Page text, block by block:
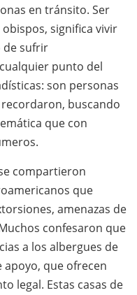
en tránsito. Ser
significa vivir
de sufrir
punto del
son personas
buscando
que con
compartieron
que
amenazas de
confesaron que
a los albergues de
apoyo, que ofrecen
legal. Estas casas de